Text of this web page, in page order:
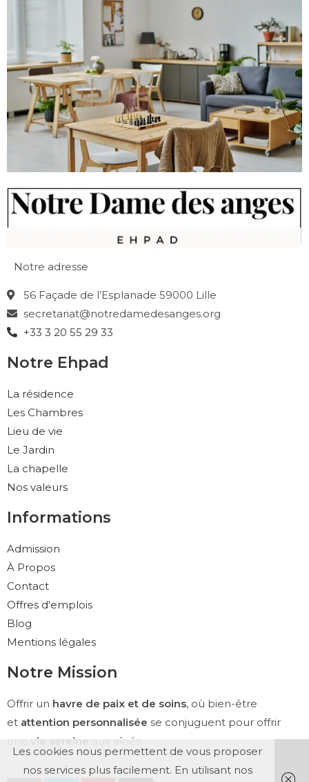
Notre adresse
56 Façade de l’Esplanade 59000 Lille
secretariat@notredamedesanges.org
+33 3 20 55 29 33
Notre Ehpad
La résidence
Les Chambres
Lieu de vie
Le Jardin
La chapelle
Nos valeurs
Informations
Admission
À Propos
Contact
Offres d'emplois
Blog
Mentions légales
Notre Mission
Offrir un havre de paix et de soins, où bien-être
et attention personnalisée se conjuguent pour offrir
une vie sereine aux aînés
Les cookies nous permettent de vous proposer
nos services plus facilement. En utilisant nos